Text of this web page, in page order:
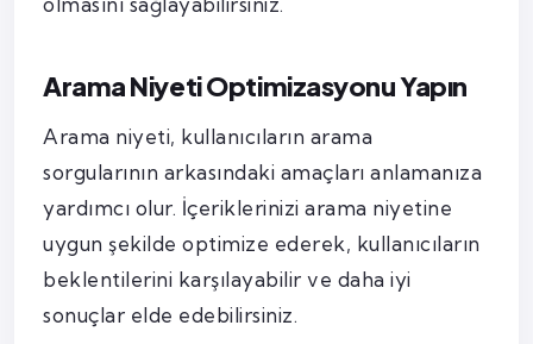
Arama Niyeti Optimizasyonu Yapın
Arama niyeti, kullanıcıların arama
sorgularının arkasındaki amaçları anlamanıza
yardımcı olur. İçeriklerinizi arama niyetine
uygun şekilde optimize ederek, kullanıcıların
beklentilerini karşılayabilir ve daha iyi
sonuçlar elde edebilirsiniz.